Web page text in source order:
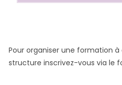
Pour organiser une formation
structure inscrivez-vous via le